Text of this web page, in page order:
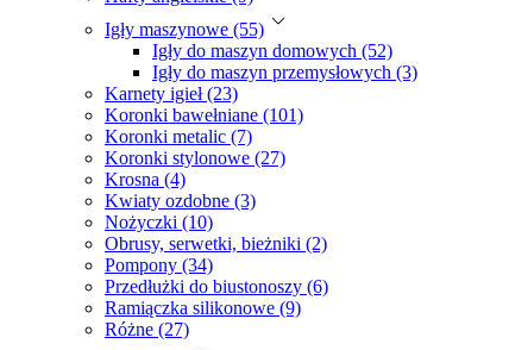
Igły maszynowe (55)
Igły do maszyn domowych (52)
Igły do maszyn przemysłowych (3)
Karnety igieł (23)
Koronki bawełniane (101)
Koronki metalic (7)
Koronki stylonowe (27)
Krosna (4)
Kwiaty ozdobne (3)
Nożyczki (10)
Obrusy, serwetki, bieżniki (2)
Pompony (34)
Przedłużki do biustonoszy (6)
Ramiączka silikonowe (9)
Różne (27)